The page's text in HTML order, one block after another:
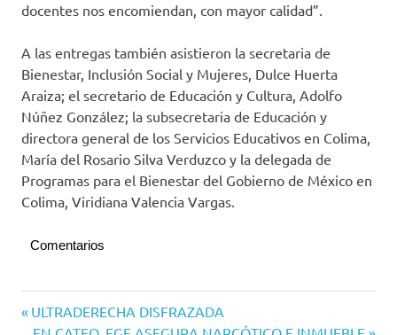
docentes nos encomiendan, con mayor calidad”.
A las entregas también asistieron la secretaria de
Bienestar, Inclusión Social y Mujeres, Dulce Huerta
Araiza; el secretario de Educación y Cultura, Adolfo
Núñez González; la subsecretaria de Educación y
directora general de los Servicios Educativos en Colima,
María del Rosario Silva Verduzco y la delegada de
Programas para el Bienestar del Gobierno de México en
Colima, Viridiana Valencia Vargas.
Comentarios
Navegación
Entrada
anterior:
ULTRADERECHA DISFRAZADA
Siguiente